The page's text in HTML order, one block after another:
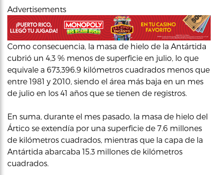
Advertisements
Como consecuencia, la masa de hielo de la Antártida
cubrió un 4,3 % menos de superficie en julio, lo que
equivale a 673,396.9 kilómetros cuadrados menos que
entre 1981 y 2010, siendo el área más baja en un mes
de julio en los 41 años que se tienen de registros.
En suma, durante el mes pasado, la masa de hielo del
Ártico se extendía por una superficie de 7.6 millones
de kilómetros cuadrados, mientras que la capa de la
Antártida abarcaba 15.3 millones de kilómetros
cuadrados.